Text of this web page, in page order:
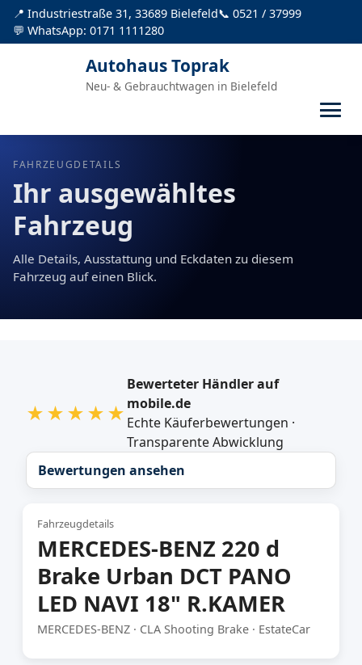
📍 Industriestraße 31, 33689 Bielefeld📞 0521 / 37999
💬 WhatsApp: 0171 1111280
Autohaus Toprak
Neu- & Gebrauchtwagen in Bielefeld
FAHRZEUGDETAILS
Ihr ausgewähltes
Fahrzeug
Alle Details, Ausstattung und Eckdaten zu diesem
Fahrzeug auf einen Blick.
★★★★★
Bewerteter Händler auf
mobile.de
Echte Käuferbewertungen ·
Transparente Abwicklung
Bewertungen ansehen
Fahrzeugdetails
MERCEDES-BENZ 220 d
Brake Urban DCT PANO
LED NAVI 18" R.KAMER
MERCEDES-BENZ · CLA Shooting Brake · EstateCar